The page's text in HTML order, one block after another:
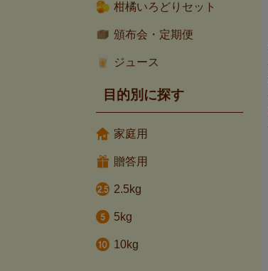
柑橘いろどりセット
頒布会・定期便
ジュース
目的別に探す
家庭用
贈答用
2.5kg
5kg
10kg